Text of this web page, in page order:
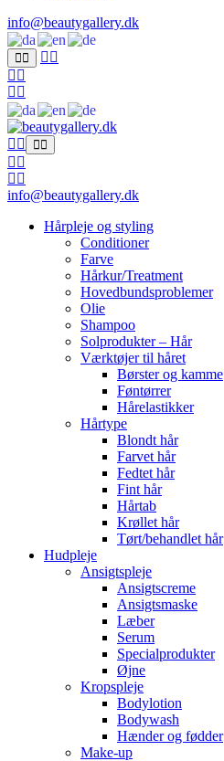
info@beautygallery.dk
info@beautygallery.dk
Hårpleje og styling
Conditioner
Farve
Hårkur/Treatment
Hovedbundsproblemer
Olie
Shampoo
Solprodukter – Hår
Værktøjer til håret
Børster og kamme
Føntørrer
Hårelastikker
Hårtype
Blondt hår
Farvet hår
Fedtet hår
Fint hår
Hårtab
Krøllet hår
Tørt/behandlet hår
Hudpleje
Ansigtspleje
Ansigtscreme
Ansigtsmaske
Læber
Serum
Specialprodukter
Øjne
Kropspleje
Bodylotion
Bodywash
Hænder og fødder
Make-up